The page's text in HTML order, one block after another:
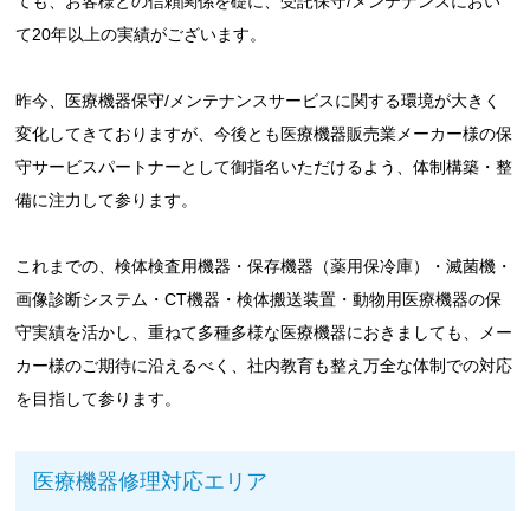
て20年以上の実績がございます。
昨今、医療機器保守/メンテナンスサービスに関する環境が大きく
変化してきておりますが、今後とも医療機器販売業メーカー様の保
守サービスパートナーとして御指名いただけるよう、体制構築・整
備に注力して参ります。
これまでの、検体検査用機器・保存機器（薬用保冷庫）・滅菌機・
画像診断システム・CT機器・検体搬送装置・動物用医療機器の保
守実績を活かし、重ねて多種多様な医療機器におきましても、メー
カー様のご期待に沿えるべく、社内教育も整え万全な体制での対応
を目指して参ります。
医療機器修理対応エリア